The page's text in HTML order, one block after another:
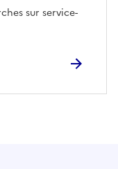
sur service-